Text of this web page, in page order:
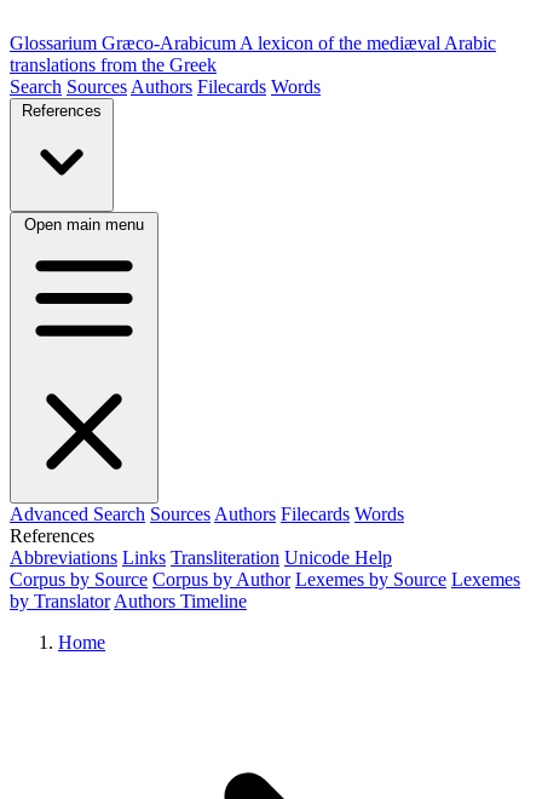
Glossarium Græco-Arabicum A lexicon of the mediæval Arabic
translations from the Greek
Search Sources Authors Filecards Words
References
Open main menu
Advanced Search Sources Authors Filecards Words
References
Abbreviations Links Transliteration Unicode Help
Corpus by Source Corpus by Author Lexemes by Source Lexemes
by Translator Authors Timeline
Home